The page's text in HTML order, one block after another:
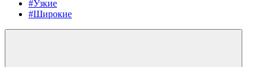
#Узкие
#Широкие